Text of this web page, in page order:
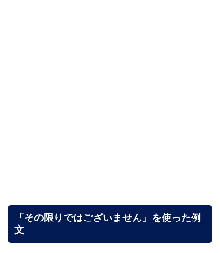
「その限りではございません」を使った例
文